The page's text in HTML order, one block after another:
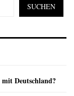
SUCHEN
Deutschland?